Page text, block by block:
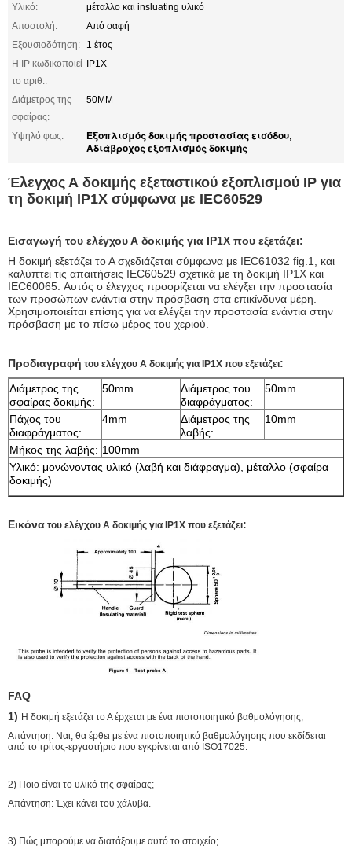
Υλικό:
μέταλλο και insluating υλικό
Αποστολή:
Από σαφή
Εξουσιοδότηση:
1 έτος
Η IP κωδικοποιεί
το αριθ.:
IP1X
Διάμετρος της
σφαίρας:
50MM
Υψηλό φως: Εξοπλισμός δοκιμής προστασίας εισόδου,
Αδιάβροχος εξοπλισμός δοκιμής
Έλεγχος Α δοκιμής εξεταστικού εξοπλισμού IP για
τη δοκιμή IP1X σύμφωνα με IEC60529
Εισαγωγή του ελέγχου Α δοκιμής για IP1X που εξετάζει:
Η δοκιμή εξετάζει το Α σχεδιάζεται σύμφωνα με IEC61032 fig.1, και
καλύπτει τις απαιτήσεις IEC60529 σχετικά με τη δοκιμή IP1X και
IEC60065. Αυτός ο έλεγχος προορίζεται να ελέγξει την προστασία
των προσώπων ενάντια στην πρόσβαση στα επικίνδυνα μέρη.
Χρησιμοποιείται επίσης για να ελέγξει την προστασία ενάντια στην
πρόσβαση με το πίσω μέρος του χεριού.
Προδιαγραφή του ελέγχου Α δοκιμής για IP1X που εξετάζει:
Διάμετρος της
σφαίρας δοκιμής:
50mm
Διάμετρος του
διαφράγματος:
50mm
Πάχος του
διαφράγματος:
4mm
Διάμετρος της
λαβής:
10mm
Μήκος της λαβής: 100mm
Υλικό: μονώνοντας υλικό (λαβή και διάφραγμα), μέταλλο (σφαίρα
δοκιμής)
Εικόνα του ελέγχου Α δοκιμής για IP1X που εξετάζει:
FAQ
1) Η δοκιμή εξετάζει το Α έρχεται με ένα πιστοποιητικό βαθμολόγησης;
Απάντηση: Ναι, θα έρθει με ένα πιστοποιητικό βαθμολόγησης που εκδίδεται
από το τρίτος-εργαστήριο που εγκρίνεται από ISO17025.
2) Ποιο είναι το υλικό της σφαίρας;
Απάντηση: Έχει κάνει του χάλυβα.
3) Πώς μπορούμε να διατάξουμε αυτό το στοιχείο;